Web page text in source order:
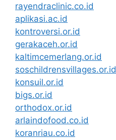
rayendraclinic.co.id
aplikasi.ac.id
kontroversi.or.id
gerakaceh.or.id
kaltimcemerlang.or.id
soschildrensvillages.or.id
konsuil.or.id
bigs.or.id
orthodox.or.id
arlaindofood.co.id
koranriau.co.id